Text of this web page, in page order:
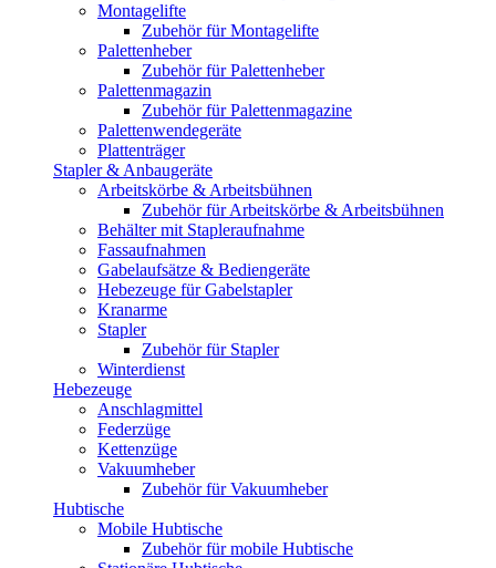
Montagelifte
Zubehör für Montagelifte
Palettenheber
Zubehör für Palettenheber
Palettenmagazin
Zubehör für Palettenmagazine
Palettenwendegeräte
Plattenträger
Stapler & Anbaugeräte
Arbeitskörbe & Arbeitsbühnen
Zubehör für Arbeitskörbe & Arbeitsbühnen
Behälter mit Stapleraufnahme
Fassaufnahmen
Gabelaufsätze & Bediengeräte
Hebezeuge für Gabelstapler
Kranarme
Stapler
Zubehör für Stapler
Winterdienst
Hebezeuge
Anschlagmittel
Federzüge
Kettenzüge
Vakuumheber
Zubehör für Vakuumheber
Hubtische
Mobile Hubtische
Zubehör für mobile Hubtische